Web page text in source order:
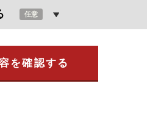
任意
を確認する